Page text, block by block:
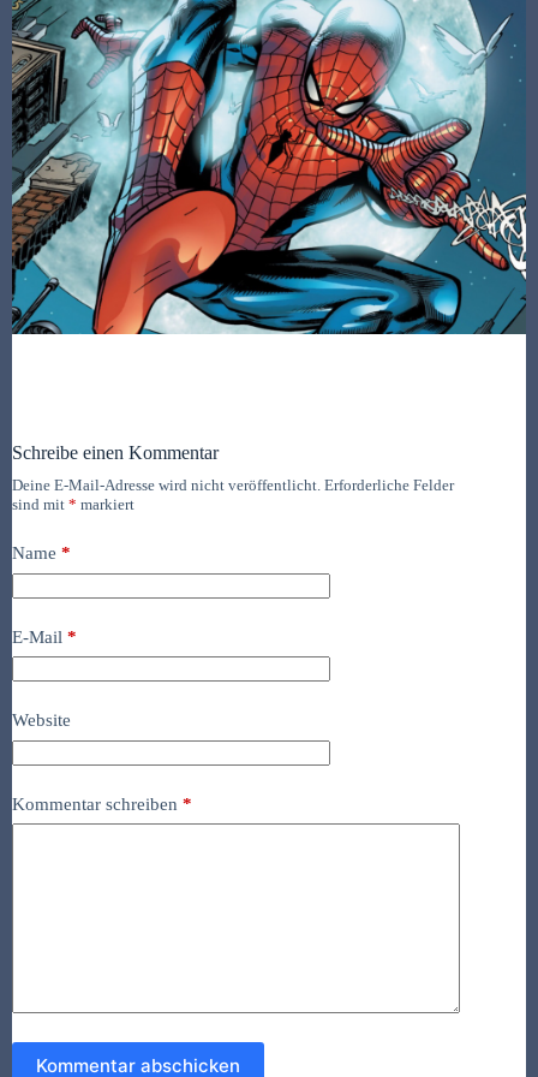
Schreibe einen Kommentar
Deine E-Mail-Adresse wird nicht veröffentlicht. Erforderliche Felder
sind mit * markiert
Name *
E-Mail *
Website
Kommentar schreiben *
Kommentar abschicken